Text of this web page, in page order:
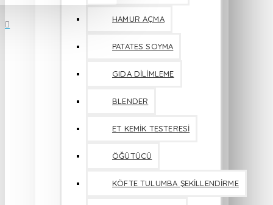
HAMUR AÇMA
PATATES SOYMA
GIDA DİLİMLEME
BLENDER
ET KEMİK TESTERESİ
ÖĞÜTÜCÜ
KÖFTE TULUMBA ŞEKİLLENDİRME